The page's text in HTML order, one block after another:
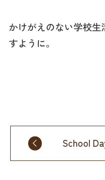
かけがえのない学校
すように。
School